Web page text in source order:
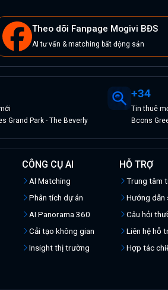
Theo dõi Fanpage Mogivi BĐS
AI tư vấn & matching bất động sản
Grand Park - The Beverly
+34
Tinthuê
Bcons
CÔNG CỤ AI
Al Matching
Phân tích dự án
AI Panorama 360
Cải tạo không gian
Insight thị trường
HỖ TRỢ
Trung tâm
Hướng dẫn
Câu hỏi
Liên hệ hỗ
Hợp tác